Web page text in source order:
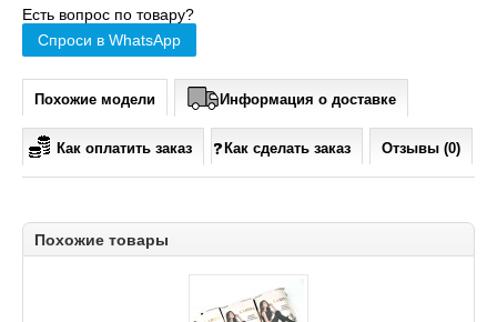
Есть вопрос по товару?
Спроси в WhatsApp
Похожие модели Информация о доставке
Как оплатить заказ Как сделать заказ Отзывы (0)
Похожие товары